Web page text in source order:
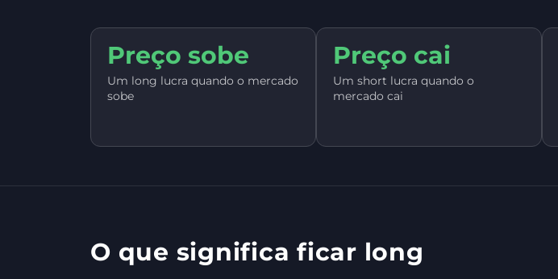
Preço sobe
Um long lucra quando o mercado
sobe
Preço cai
Um short lucra quando o
mercado cai
O que significa ficar long